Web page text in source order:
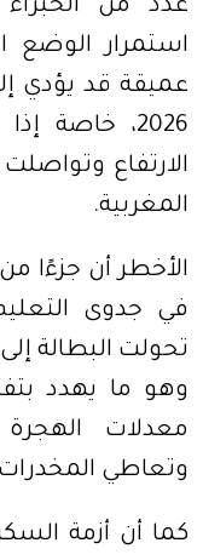
عدد من
استمرار الوضع
عميقة قد يؤدي
2026، خاصة
الارتفاع
المغربية.
الأخطر أن جزءًا
في جدوى
تحولت البطالة
وهو ما يهدد
معدلات الهجرة
وتعاطي
كما أن أزمة